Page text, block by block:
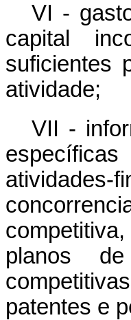
VI -
capital
suficientes
atividade;
VII -
planos
patentes e